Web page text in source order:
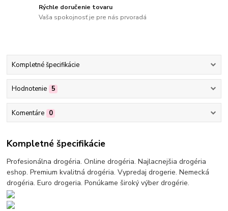
Rýchle doručenie tovaru
Vaša spokojnosť je pre nás prvoradá
Kompletné špecifikácie
Hodnotenie 5
Komentáre 0
Kompletné špecifikácie
Profesionálna drogéria. Online drogéria. Najlacnejšia drogéria
eshop. Premium kvalitná drogéria. Vypredaj drogerie. Nemecká
drogéria. Euro drogeria. Ponúkame široký výber drogérie.